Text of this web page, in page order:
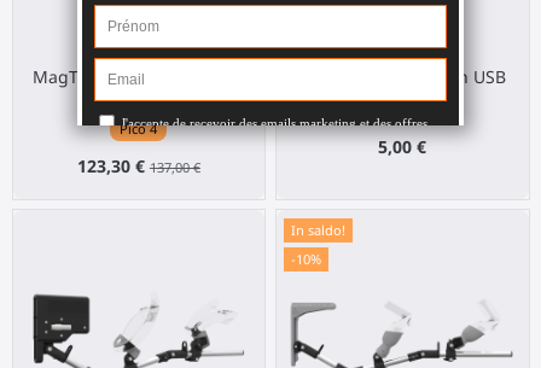
MagTube VR gunstock per
Pico 4
Pico 4
123,30 € 137,00 €
Adattatore Bluetooth USB
5,00 €
In saldo!
-10%